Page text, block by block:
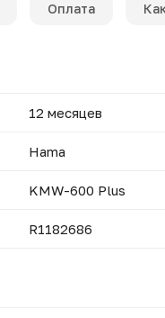
Оплата
12 месяцев
Hama
KMW-600 Plus
R1182686